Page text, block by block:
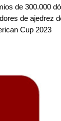
de 300.000
de ajedrez
Cup 2023